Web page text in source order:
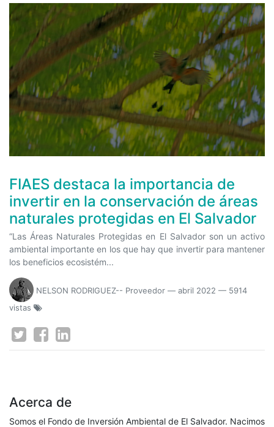
FIAES destaca la importancia de
invertir en la conservación de áreas
naturales protegidas en El Salvador
“Las Áreas Naturales Protegidas en El Salvador son un activo
ambiental importante en los que hay que invertir para mantener
los beneficios ecosistém...
NELSON RODRIGUEZ-- Proveedor — abril 2022 — 5914
vistas
Acerca de
Somos el Fondo de Inversión Ambiental de El Salvador. Nacimos